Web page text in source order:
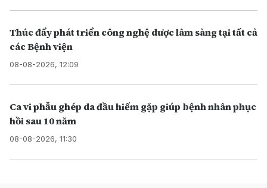
Thúc đẩy phát triển công nghệ dược lâm sàng tại tất cả
các Bệnh viện
08-08-2026, 12:09
Ca vi phẫu ghép da đầu hiếm gặp giúp bệnh nhân phục
hồi sau 10 năm
08-08-2026, 11:30